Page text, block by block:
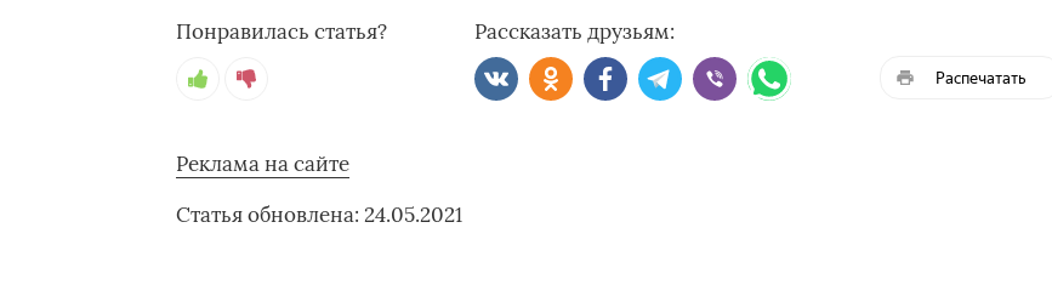
Понравилась статья? Рассказать друзьям:
Распечатать
Реклама на сайте
Статья обновлена: 24.05.2021